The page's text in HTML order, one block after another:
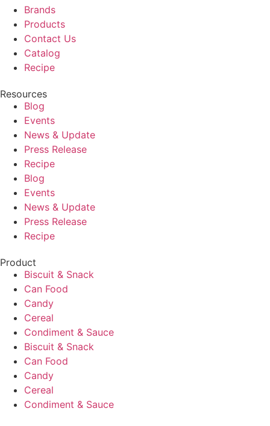
Brands
Products
Contact Us
Catalog
Recipe
Resources
Blog
Events
News & Update
Press Release
Recipe
Blog
Events
News & Update
Press Release
Recipe
Product
Biscuit & Snack
Can Food
Candy
Cereal
Condiment & Sauce
Biscuit & Snack
Can Food
Candy
Cereal
Condiment & Sauce